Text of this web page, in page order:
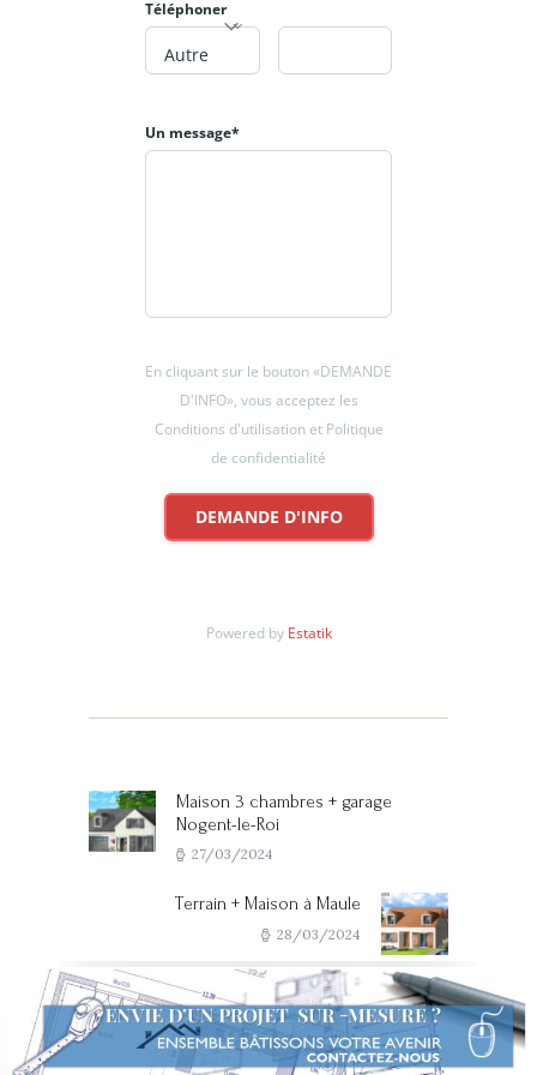
ContactezMonsieur Krawczyk au 06 95 67
,00 €
Téléphoner
Autre
Un message*
En cliquant sur le bouton «DEMANDE
D'INFO», vous acceptez les
Conditions d'utilisation et Politique
de confidentialité
DEMANDE D'INFO
Powered by Estatik
Previous post:
Maison 3 chambres + garage
Nogent-le-Roi
27/03/2024
Next post:
Terrain + Maison à Maule
28/03/2024